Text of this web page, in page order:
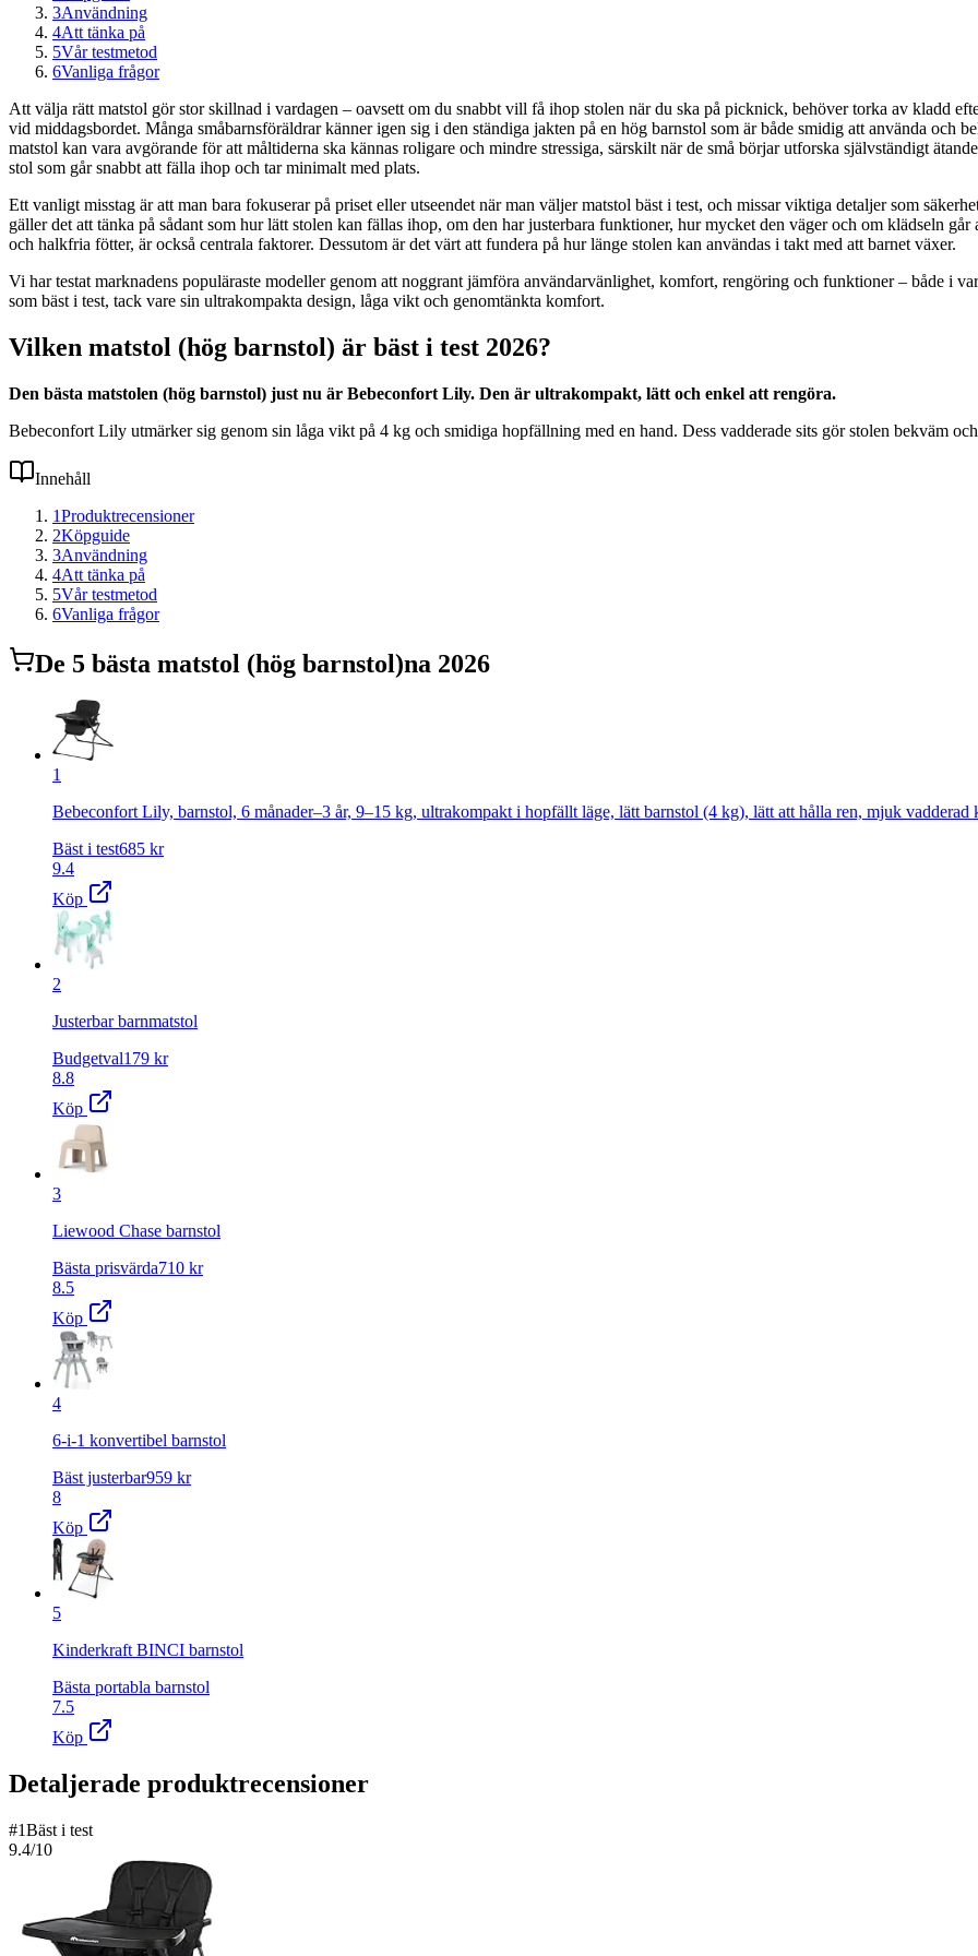
3Användning
4Att tänka på
5Vår testmetod
6Vanliga frågor
Att välja rätt matstol gör stor skillnad i vardagen – oavsett om du snabbt vill få ihop stolen när du ska på picknick, behöver torka av kladd
vid middagsbordet. Många småbarnsföräldrar känner igen sig i den ständiga jakten på en hög barnstol som är både smidig att använda och
matstol kan vara avgörande för att måltiderna ska kännas roligare och mindre stressiga, särskilt när de små börjar utforska självständigt
stol som går snabbt att fälla ihop och tar minimalt med plats.
Ett vanligt misstag är att man bara fokuserar på priset eller utseendet när man väljer matstol bäst i test, och missar viktiga detaljer som
gäller det att tänka på sådant som hur lätt stolen kan fällas ihop, om den har justerbara funktioner, hur mycket den väger och om klädseln
och halkfria fötter, är också centrala faktorer. Dessutom är det värt att fundera på hur länge stolen kan användas i takt med att barnet växer.
Vi har testat marknadens populäraste modeller genom att noggrant jämföra användarvänlighet, komfort, rengöring och funktioner – både i
som bäst i test, tack vare sin ultrakompakta design, låga vikt och genomtänkta komfort.
Vilken matstol (hög barnstol) är bäst i test 2026?
Den bästa matstolen (hög barnstol) just nu är Bebeconfort Lily. Den är ultrakompakt, lätt och enkel att rengöra.
Bebeconfort Lily utmärker sig genom sin låga vikt på 4 kg och smidiga hopfällning med en hand. Dess vadderade sits gör stolen bekväm
Innehåll
1Produktrecensioner
2Köpguide
3Användning
4Att tänka på
5Vår testmetod
6Vanliga frågor
De 5 bästa matstol (hög barnstol)na 2026
1
Bebeconfort Lily, barnstol, 6 månader–3 år, 9–15 kg, ultrakompakt i hopfällt läge, lätt barnstol (4 kg), lätt att hålla ren, mjuk
Bäst i test685 kr
9.4
Köp
2
Justerbar barnmatstol
Budgetval179 kr
8.8
Köp
3
Liewood Chase barnstol
Bästa prisvärda710 kr
8.5
Köp
4
6-i-1 konvertibel barnstol
Bäst justerbar959 kr
8
Köp
5
Kinderkraft BINCI barnstol
Bästa portabla barnstol
7.5
Köp
Detaljerade produktrecensioner
#1Bäst i test
9.4/10